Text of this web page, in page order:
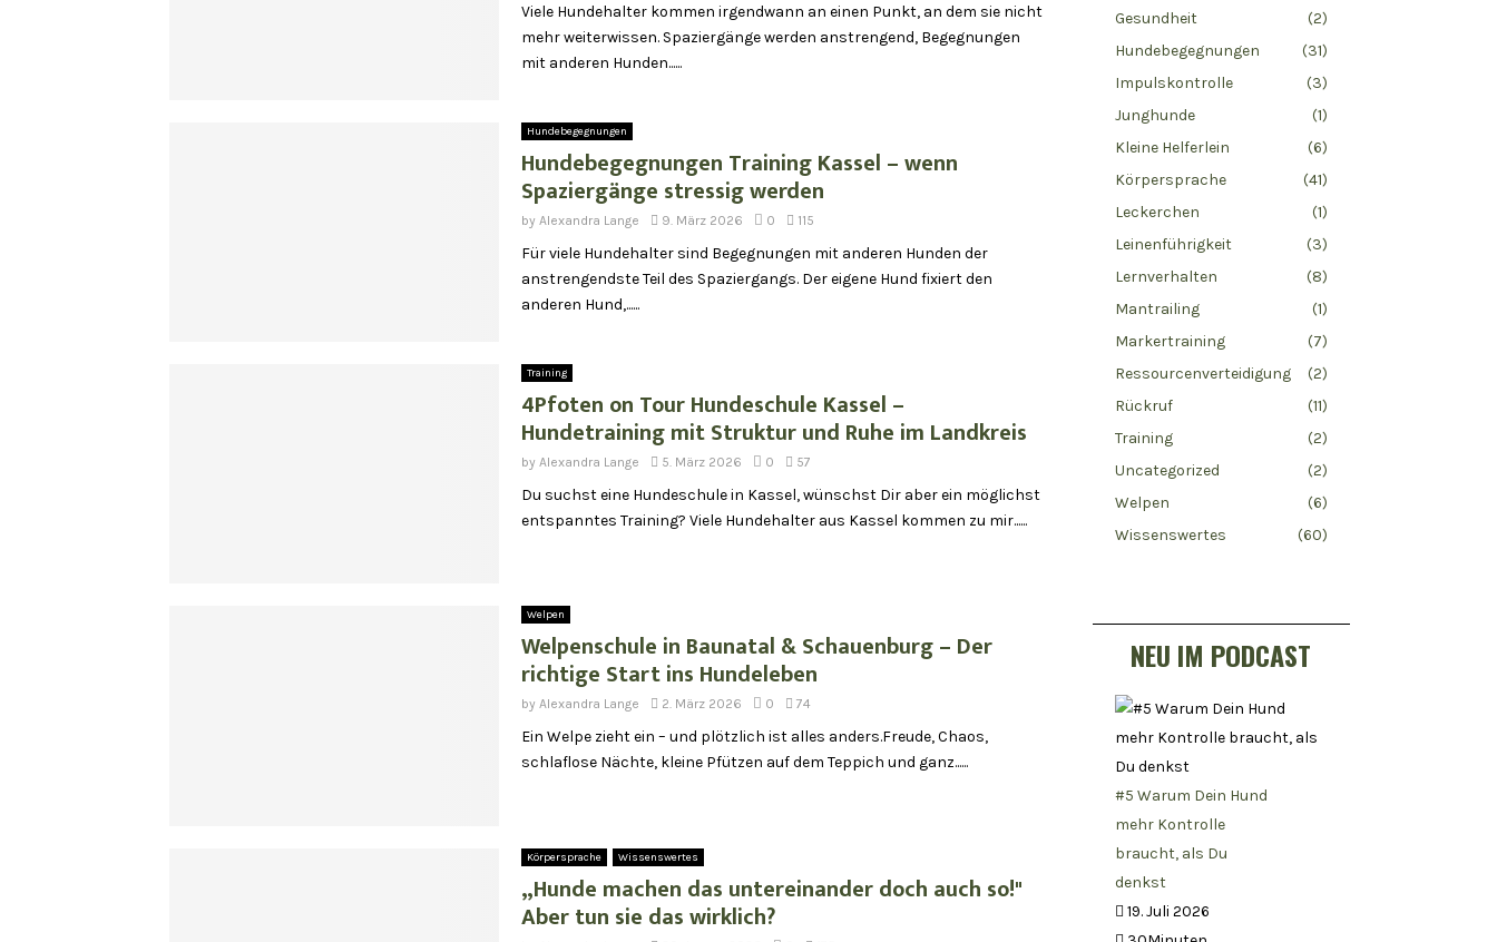
Viele Hundehalter kommen irgendwann an einen Punkt, an dem sie nicht
mehr weiterwissen. Spaziergänge werden anstrengend, Begegnungen
mit anderen Hunden......
Hundebegegnungen
Hundebegegnungen Training Kassel – wenn
Spaziergänge stressig werden
by Alexandra Lange 9. März 2026 0 115
Für viele Hundehalter sind Begegnungen mit anderen Hunden der
anstrengendste Teil des Spaziergangs. Der eigene Hund fixiert den
anderen Hund,......
Training
4Pfoten on Tour Hundeschule Kassel –
Hundetraining mit Struktur und Ruhe im Landkreis
by Alexandra Lange 5. März 2026 0 57
Du suchst eine Hundeschule in Kassel, wünschst Dir aber ein möglichst
entspanntes Training? Viele Hundehalter aus Kassel kommen zu mir......
Welpen
Welpenschule in Baunatal & Schauenburg – Der
richtige Start ins Hundeleben
by Alexandra Lange 2. März 2026 0 74
Ein Welpe zieht ein – und plötzlich ist alles anders.Freude, Chaos,
schlaflose Nächte, kleine Pfützen auf dem Teppich und ganz......
Körpersprache Wissenswertes
„Hunde machen das untereinander doch auch so!"
Aber tun sie das wirklich?
Gesundheit
(2)
Hundebegegnungen
(31)
Impulskontrolle
(3)
Junghunde
(1)
Kleine Helferlein
(6)
Körpersprache
(41)
Leckerchen
(1)
Leinenführigkeit
(3)
Lernverhalten
(8)
Mantrailing
(1)
Markertraining
(7)
Ressourcenverteidigung
(2)
Rückruf
(11)
Training
(2)
Uncategorized
(2)
Welpen
(6)
Wissenswertes
(60)
NEU IM PODCAST
#5 Warum Dein Hund
mehr Kontrolle
braucht, als Du
denkst
19. Juli 2026